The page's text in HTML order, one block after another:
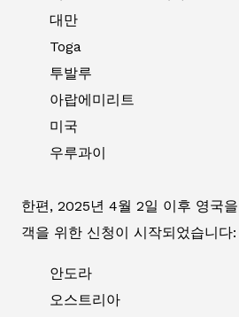
대만
Toga
투발루
아랍에미리트
미국
우루과이
한편, 2025년 4월 2일 이후 영국
객을 위한 신청이 시작되었습니다:
안도라
오스트리아